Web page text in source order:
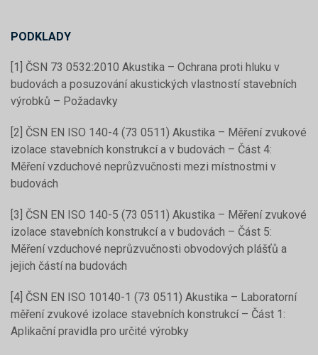
PODKLADY
[1] ČSN 73 0532:2010 Akustika – Ochrana proti hluku v
budovách a posuzování akustických vlastností stavebních
výrobků – Požadavky
[2] ČSN EN ISO 140-4 (73 0511) Akustika – Měření zvukové
izolace stavebních konstrukcí a v budovách – Část 4:
Měření vzduchové neprůzvučnosti mezi místnostmi v
budovách
[3] ČSN EN ISO 140-5 (73 0511) Akustika – Měření zvukové
izolace stavebních konstrukcí a v budovách – Část 5:
Měření vzduchové neprůzvučnosti obvodových plášťů a
jejich částí na budovách
[4] ČSN EN ISO 10140-1 (73 0511) Akustika – Laboratorní
měření zvukové izolace stavebních konstrukcí – Část 1:
Aplikační pravidla pro určité výrobky